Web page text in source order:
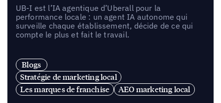
UB-I est l’IA agentique d’Uberall pour la
performance locale : un agent IA autonome qui
surveille chaque établissement, décide de ce qui
compte le plus et fait le travail.
Blogs
Stratégie de marketing local
Les marques de franchise
AEO marketing local